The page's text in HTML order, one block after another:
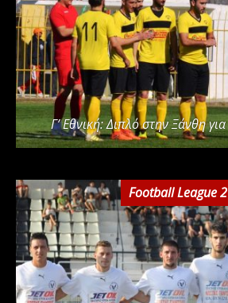
Γ’ Εθνική: Διπλό στην Ξάνθη
Football League 2